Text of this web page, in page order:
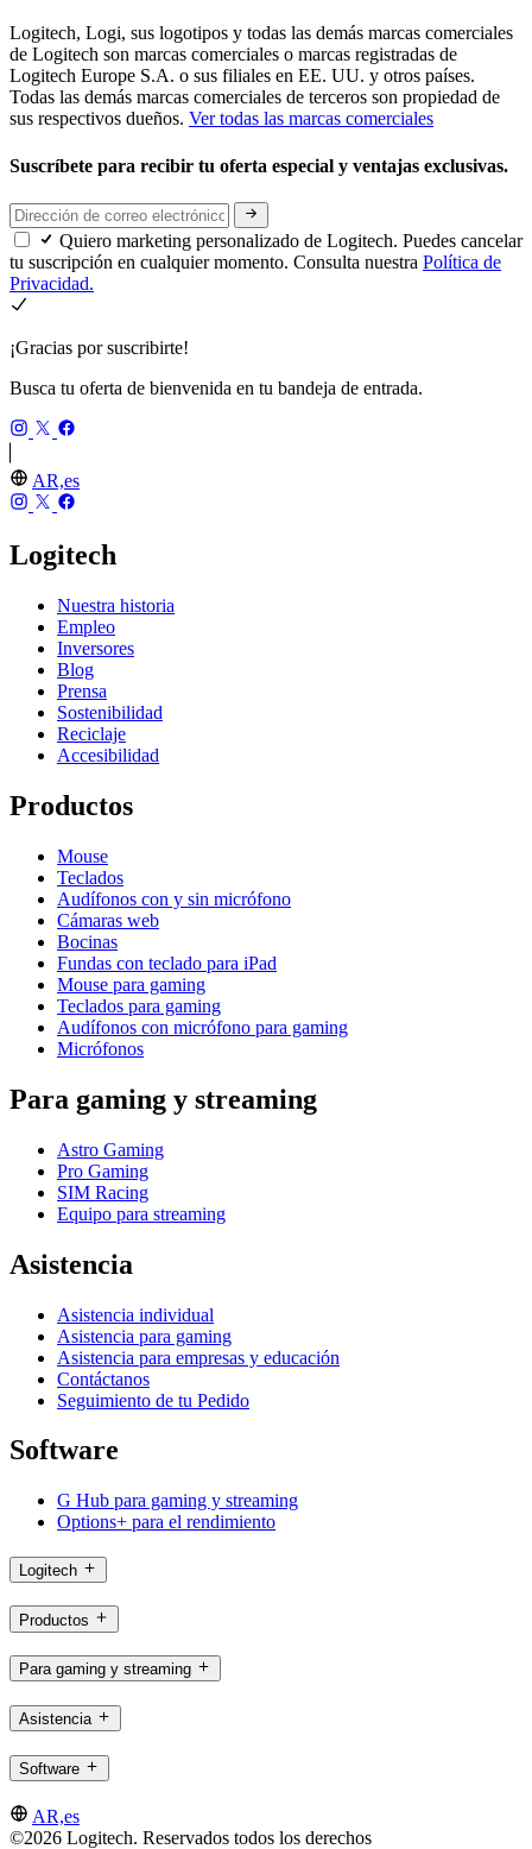
Logitech, Logi, sus logotipos y todas las demás marcas comerciales
de Logitech son marcas comerciales o marcas registradas de
Logitech Europe S.A. o sus filiales en EE. UU. y otros países.
Todas las demás marcas comerciales de terceros son propiedad de
sus respectivos dueños. Ver todas las marcas comerciales
Suscríbete para recibir tu oferta especial y ventajas exclusivas.
Quiero marketing personalizado de Logitech. Puedes cancelar
tu suscripción en cualquier momento. Consulta nuestra Política de
Privacidad.
¡Gracias por suscribirte!
Busca tu oferta de bienvenida en tu bandeja de entrada.
AR,es
Logitech
Nuestra historia
Empleo
Inversores
Blog
Prensa
Sostenibilidad
Reciclaje
Accesibilidad
Productos
Mouse
Teclados
Audífonos con y sin micrófono
Cámaras web
Bocinas
Fundas con teclado para iPad
Mouse para gaming
Teclados para gaming
Audífonos con micrófono para gaming
Micrófonos
Para gaming y streaming
Astro Gaming
Pro Gaming
SIM Racing
Equipo para streaming
Asistencia
Asistencia individual
Asistencia para gaming
Asistencia para empresas y educación
Contáctanos
Seguimiento de tu Pedido
Software
G Hub para gaming y streaming
Options+ para el rendimiento
Logitech
Productos
Para gaming y streaming
Asistencia
Software
AR,es
©2026 Logitech. Reservados todos los derechos